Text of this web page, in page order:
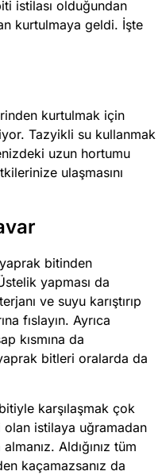
istilası olduğundan
kurtulmaya geldi. İşte
kurtulmak için
Tazyikli su kullanmak
uzun hortumu
ulaşmasını
bitinden
yapması da
ve suyu karıştırıp
fıslayın. Ayrıca
kısmına da
bitleri oralarda da
karşılaşmak çok
olan istilaya uğramadan
Aldığınız tüm
kaçamazsanız da